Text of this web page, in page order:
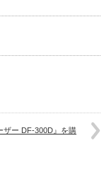
ザー DF-300D』を購